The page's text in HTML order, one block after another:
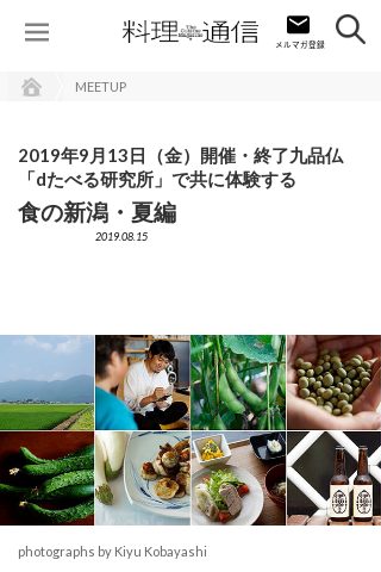
MEETUP
2019年9月13日（金）開催・終了九品仏
「dたべる研究所」で共に体験する
食の新潟・夏編
2019.08.15
photographs by Kiyu Kobayashi